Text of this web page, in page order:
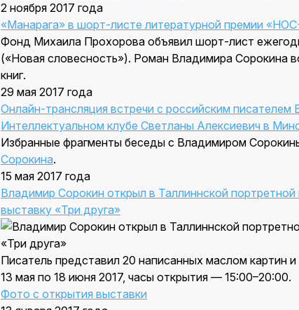
2 ноября 2017 года
«Манарага» в шорт-листе литературной премии
Фонд Михаила Прохорова объявил шорт-лист
(«Новая словесность»). Роман Владимира Сорокина
книг.
29 мая 2017 года
Онлайн-трансляция встречи с российским
Интеллектуальном клубе Светланы Алексиевич в
Избранные фрагменты беседы с Владимиром
Сорокина.
15 мая 2017 года
Владимир Сорокин открыл в Таллиннской
выставку «Три друга»
Писатель представил 20 написанных маслом картин
13 мая по 18 июня 2017, часы открытия — 15:00–20:00.
Фото с открытия выставки